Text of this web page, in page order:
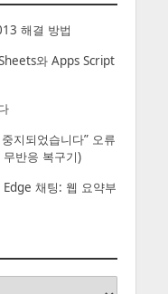
해결 방법
와 Apps Script
지되었습니다” 오류
반응 복구기)
채팅: 웹 요약부